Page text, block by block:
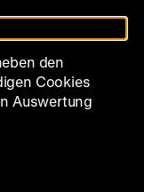
Uhr
den
Cookies
Auswertung